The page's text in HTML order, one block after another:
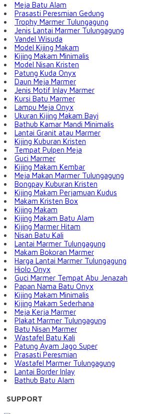
Meja Batu Alam
Prasasti Peresmian Gedung
Trophy Marmer Tulungagung
Jenis Lantai Marmer Tulungagung
Vandel Wisuda
Model Kijing Makam
Kijing Makam Minimalis
Model Nisan Kristen
Patung Kuda Onyx
Daun Meja Marmer
Jenis Motif Inlay Marmer
Kursi Batu Marmer
Lampu Meja Onyx
Ukuran Kijing Makam Bayi
Bathub Kamar Mandi Minimalis
Lantai Granit atau Marmer
Kijing Kuburan Kristen
Tempat Pulpen Meja
Guci Marmer
Kijing Makam Kembar
Meja Makan Marmer Tulungagung
Bongpay Kuburan Kristen
Kijing Makam Perjamuan Kudus
Makam Kristen Box
Kijing Makam
Kijing Makam Batu Alam
Kijing Marmer Hitam
Nisan Batu Kali
Lantai Marmer Tulungagung
Makam Bokoran Marmer
Harga Lantai Marmer Tulungagung
Hiolo Onyx
Guci Marmer Tempat Abu Jenazah
Papan Nama Batu Onyx
Kijing Makam Minimalis
Kijing Makam Sederhana
Meja Kerja Marmer
Plakat Marmer Tulungagung
Batu Nisan Marmer
Wastafel Batu Kali
Patung Ayam Jago Super
Prasasti Peresmian
Wastafel Marmer Tulungagung
Lantai Border Inlay
Bathub Batu Alam
SUPPORT